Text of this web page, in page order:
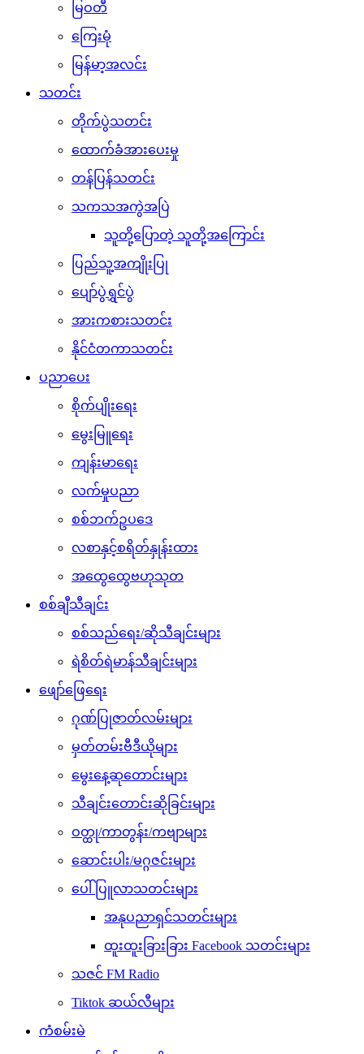
မြဝတီ
ကြေးမုံ
မြန်မာ့အလင်း
သတင်း
တိုက်ပွဲသတင်း
ထောက်ခံအားပေးမှု
တန်ပြန်သတင်း
သကသအကွဲအပြဲ
သူတို့ပြောတဲ့ သူတို့အကြောင်း
ပြည်သူ့အကျိုးပြု
ပျော်ပွဲရွှင်ပွဲ
အားကစားသတင်း
နိုင်ငံတကာသတင်း
ပညာပေး
စိုက်ပျိုးရေး
မွေးမြူရေး
ကျန်းမာရေး
လက်မှုပညာ
စစ်ဘက်ဥပဒေ
လစာနှင့်စရိတ်နှုန်းထား
အထွေထွေဗဟုသုတ
စစ်ချီသီချင်း
စစ်သည်ရေး/ဆိုသီချင်းများ
ရဲစိတ်ရဲမာန်သီချင်းများ
ဖျော်ဖြေရေး
ဂုဏ်ပြုဇာတ်လမ်းများ
မှတ်တမ်းဗီဒီယိုများ
မွေးနေ့ဆုတောင်းများ
သီချင်းတောင်းဆိုခြင်းများ
ဝတ္ထု/ကာတွန်း/ကဗျာများ
ဆောင်းပါး/မဂ္ဂဇင်းများ
ပေါ်ပြူလာသတင်းများ
အနုပညာရှင်သတင်းများ
ထူးထူးခြားခြား Facebook သတင်းများ
သဇင် FM Radio
Tiktok ဆယ်လီများ
ကံစမ်းမဲ